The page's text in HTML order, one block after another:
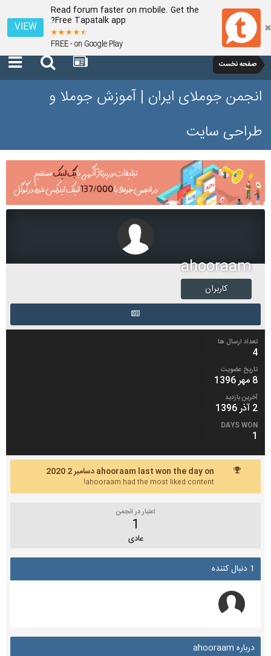
Read forum faster on mobile. Get the
Free Tapatalk app?
FREE - on Google Play
VIEW
صفحه نخست
انجمن جوملای ایران | آموزش جوملا و
طراحی سایت
ahooraam
کاربران
تعداد ارسال ها
4
تاریخ عضویت
8 مهر 1396
آخرین بازدید
2 آذر 1396
DAYS WON
1
ahooraam last won the day on دسامبر 2 2020
ahooraam had the most liked content!
اعتبار در انجمن
1
عادی
1 دنبال کننده
درباره ahooraam